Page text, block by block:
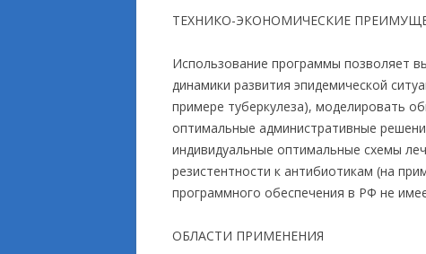
ТЕХНИКО-ЭКОНОМИЧЕСКИЕ
Использование программы позволяет
динамики развития эпидемической
примере туберкулеза), моделировать
оптимальные административные
индивидуальные оптимальные схемы
резистентности к антибиотикам (на
программного обеспечения в РФ не
ОБЛАСТИ ПРИМЕНЕНИЯ